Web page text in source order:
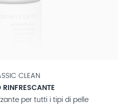
CLEAN
per tutti i tipi di pelle